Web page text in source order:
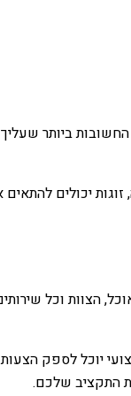
ביותר
זוגות יכולים
הצוות וכל
יוכל לספק
התקציב שלכם.